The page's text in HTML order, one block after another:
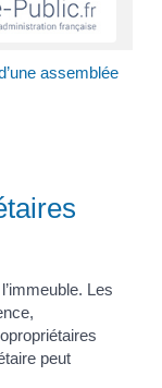
assemblée
Les
peut